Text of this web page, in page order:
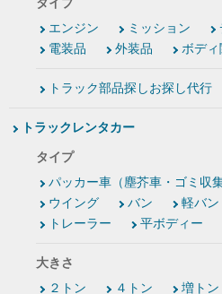
エンジン
ミッション
電装品
外装品 ボディ
トラック部品探しお探し代行
トラックレンタカー
タイプ
パッカー車（塵芥車・ゴミ収集
ウイング
バン 軽バン
トレーラー
平ボディー
大きさ
２トン
４トン 増トン